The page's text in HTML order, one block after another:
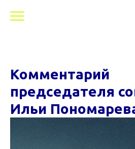
Комментарий
председателя
Ильи